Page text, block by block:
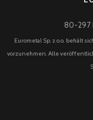
80-297
Eurometal Sp. z o.o. behält
vorzunehmen. Alle